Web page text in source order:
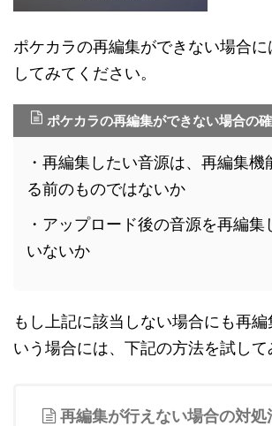
ポケカラの再編集ができない場合
してみてください。
ポケカラの再編集ができない場合の
・再編集したい音源は、再編集機
る前のものではないか
・アップロード後の音源を再編集
いないか
もし上記に該当しない場合にも再編
いう場合には、下記の方法を試して
再編集が行えない場合の対処